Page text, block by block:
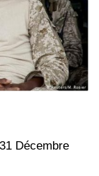
Décembre